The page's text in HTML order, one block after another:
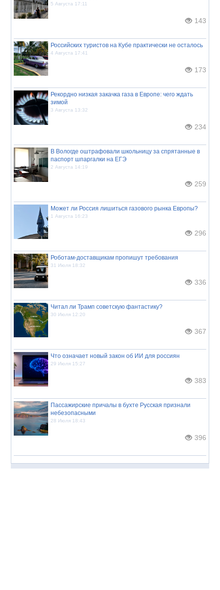
5 Августа 17:11
143
Российских туристов на Кубе практически не осталось
4 Августа 17:41
173
Рекордно низкая закачка газа в Европе: чего ждать
зимой
3 Августа 13:32
234
В Вологде оштрафовали школьницу за спрятанные в
паспорт шпаргалки на ЕГЭ
2 Августа 14:19
259
Может ли Россия лишиться газового рынка Европы?
1 Августа 16:23
296
Роботам-доставщикам пропишут требования
31 Июля 18:32
336
Читал ли Трамп советскую фантастику?
30 Июля 12:20
367
Что означает новый закон об ИИ для россиян
29 Июля 15:27
383
Пассажирские причалы в бухте Русская признали
небезопасными
28 Июля 18:43
396